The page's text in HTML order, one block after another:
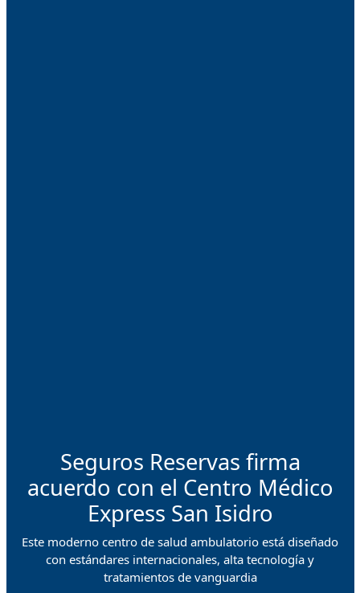
Seguros Reservas firma
acuerdo con el Centro Médico
Express San Isidro
Este moderno centro de salud ambulatorio está diseñado
con estándares internacionales, alta tecnología y
tratamientos de vanguardia